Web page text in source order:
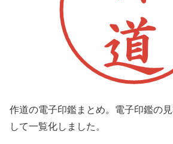
作道の電子印鑑まとめ。電子印鑑の
して一覧化しました。